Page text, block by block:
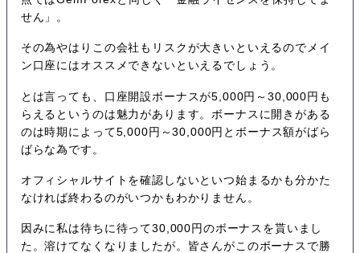
せん」。
その為やはりこの会社もリスクが大きいといえるのでメイ
ン口座にはオススメできないといえるでしょう。
とは言っても、口座開設ボーナスが5,000円～30,000円も
らえるというのは魅力があります。ボーナスに開きがある
のは時期によって5,000円～30,000円とボーナス額がばら
ばらな為です。
オフィシャルサイトを確認しないといつ始まるかも分かた
なければ終わるのがいつかもわかりません。
因みに私は待ちに待って30,000円のボーナスを貰いまし
た。溶けてなくなりましたが。皆さんがこのボーナスで勝